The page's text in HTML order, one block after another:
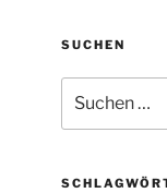
SUCHEN
nach: